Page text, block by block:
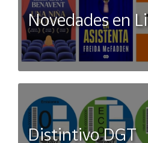
Novedades en
Distintivo DGT